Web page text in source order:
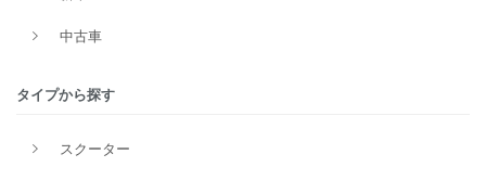
中古車
タイプから探す
スクーター